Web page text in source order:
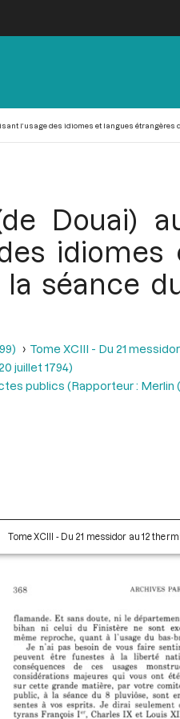
l’usage des idiomes et langues étrangères
Douai)
séance
Tome XCIII - Du 21
juillet 1794)
publics (Rapporteur : Merlin
Tome XCIII - Du 21 messidor au 12